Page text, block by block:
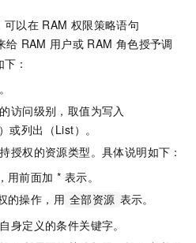
可以在 RAM 权限策略语句
给 RAM 用户或 RAM 角色授予调
：
访问级别，取值为写入
或列出（List）。
授权的资源类型。具体说明如下：
前面加 * 表示。
的操作，用 全部资源 表示。
身定义的条件关键字。